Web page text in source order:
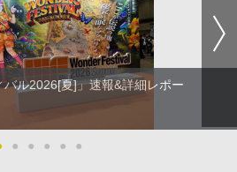
バル2026[夏]」速報&詳細レポー
● ● ● ● ●